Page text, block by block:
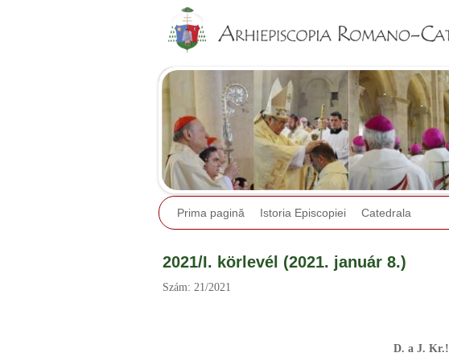
Prima pagină Istoria Episcopiei Catedrala
2021/I. körlevél (2021. január 8.)
Szám: 21/2021
D. a J. Kr.!